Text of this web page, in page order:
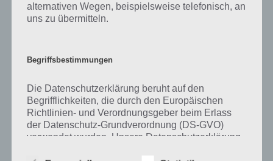
Tweet auf Twitter
alternativen Wegen, beispielsweise telefonisch, an
uns zu übermitteln.
Begriffsbestimmungen
Die Datenschutzerklärung beruht auf den
Begrifflichkeiten, die durch den Europäischen
Richtlinien- und Verordnungsgeber beim Erlass
der Datenschutz-Grundverordnung (DS-GVO)
verwendet wurden. Unsere Datenschutzerklärung